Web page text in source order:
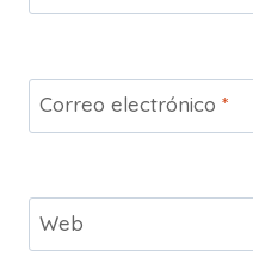
Correo electrónico *
Web